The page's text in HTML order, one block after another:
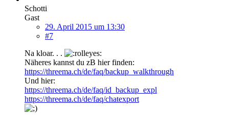
Schotti
Gast
29. April 2015 um 13:30
#7
Na kloar. . .
Näheres kannst du zB hier finden:
https://threema.ch/de/faq/backup_walkthrough
Und hier:
https://threema.ch/de/faq/id_backup_expl
https://threema.ch/de/faq/chatexport